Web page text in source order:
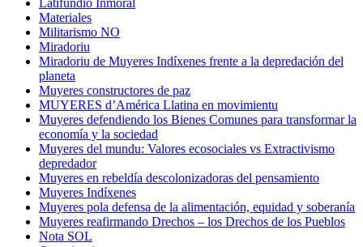
Materiales
Militarismo NO
Miradoriu
Miradoriu de Muyeres Indíxenes frente a la depredación del
planeta
Muyeres constructores de paz
MUYERES d’América Llatina en movimientu
Muyeres defendiendo los Bienes Comunes para transformar la
economía y la sociedad
Muyeres del mundu: Valores ecosociales vs Extractivismo
depredador
Muyeres en rebeldía descolonizadoras del pensamiento
Muyeres Indíxenes
Muyeres pola defensa de la alimentación, equidad y soberanía
Muyeres reafirmando Drechos – los Drechos de los Pueblos
Nota SOL